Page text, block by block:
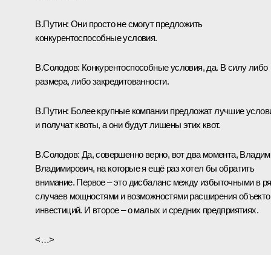
В.Путин: Они просто не смогут предложить
конкурентоспособные условия.
В.Солодов: Конкурентоспособные условия, да. В силу либо
размера, либо закредитованности.
В.Путин: Более крупные компании предложат лучшие
и получат квоты, а они будут лишены этих квот.
В.Солодов: Да, совершенно верно, вот два момента,
Владимирович, на которые я ещё раз хотел бы обратить
внимание. Первое – это дисбаланс между избыточными в
случаев мощностями и возможностями расширения
инвестиций. И второе – о малых и средних предприятиях.
<…>